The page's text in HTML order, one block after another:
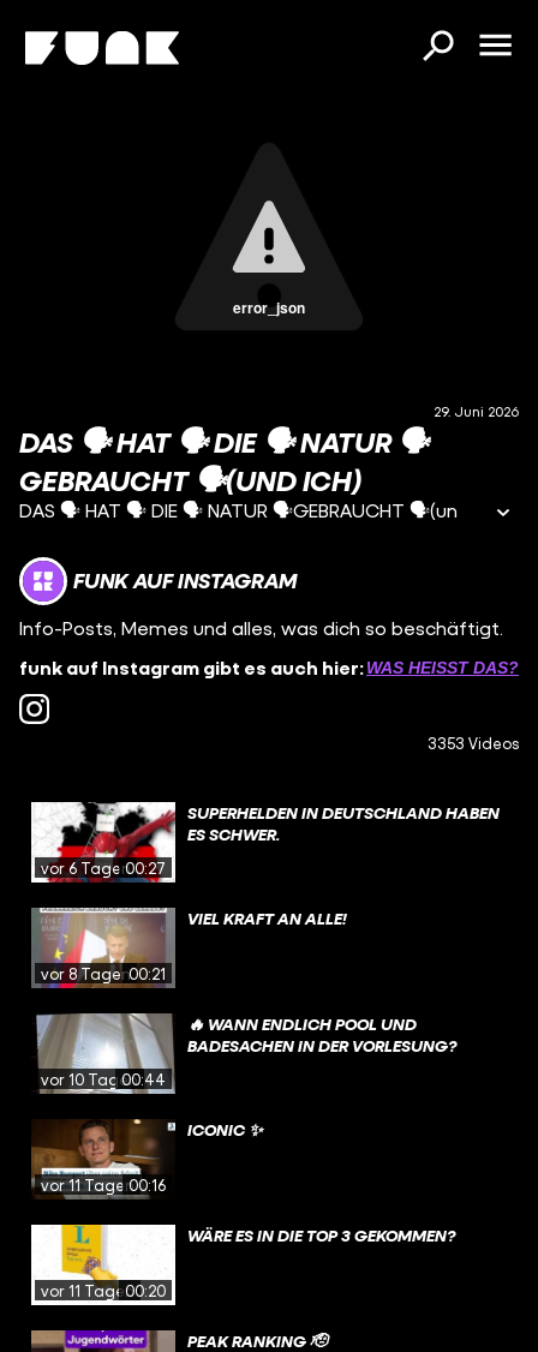
error_json
29. Juni 2026
DAS 🗣️ HAT 🗣️ DIE 🗣️ NATUR 🗣️
GEBRAUCHT 🗣️(UND ICH)
DAS 🗣️ HAT 🗣️ DIE 🗣️ NATUR 🗣️GEBRAUCHT 🗣️(un
FUNK AUF INSTAGRAM
Info-Posts, Memes und alles, was dich so beschäftigt.
funk auf Instagram gibt es auch hier:WAS HEISST DAS?
3353 Videos
vor 6 Tagen00:27
SUPERHELDEN IN DEUTSCHLAND HABEN
ES SCHWER.
vor 8 Tagen00:21
VIEL KRAFT AN ALLE!
vor 10 Tagen00:44
🔥 WANN ENDLICH POOL UND
BADESACHEN IN DER VORLESUNG?
vor 11 Tagen00:16
ICONIC ✨
vor 11 Tagen00:20
WÄRE ES IN DIE TOP 3 GEKOMMEN?
PEAK RANKING 🫡